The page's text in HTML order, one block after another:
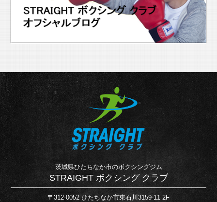
茨城県ひたちなか市のボクシングジム
STRAIGHT ボクシング クラブ
〒312-0052 ひたちなか市東石川3159-11 2F